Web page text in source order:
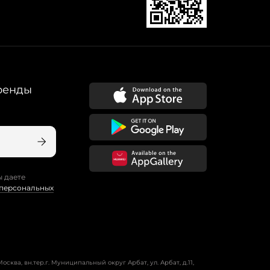
даете
вн.тер.г. Муниципальный округ Арбат, ул. Арбат, д.11,